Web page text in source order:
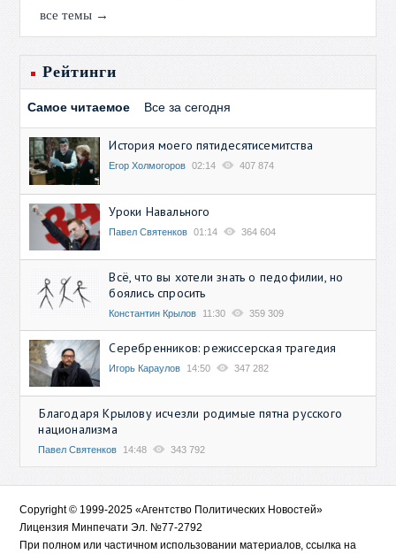
все темы →
Рейтинги
Самое читаемое Все за сегодня
История моего пятидесятисемитства
Егор Холмогоров 02:14 407 874
Уроки Навального
Павел Святенков 01:14 364 604
Всё, что вы хотели знать о педофилии, но
боялись спросить
Константин Крылов 11:30 359 309
Серебренников: режиссерская трагедия
Игорь Караулов 14:50 347 282
Благодаря Крылову исчезли родимые пятна русского
национализма
Павел Святенков 14:48 343 792
Copyright © 1999-2025 «Агентство Политических Новостей»
Лицензия Минпечати Эл. №77-2792
При полном или частичном использовании материалов, ссылка на